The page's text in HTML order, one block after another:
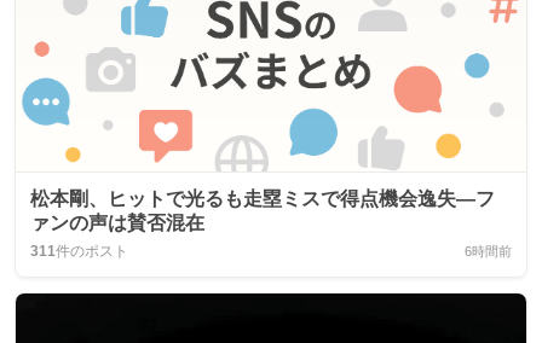
松本剛、ヒットで光るも走塁ミスで得点機会逸失—フ
ァンの声は賛否混在
311件のポスト 6時間前